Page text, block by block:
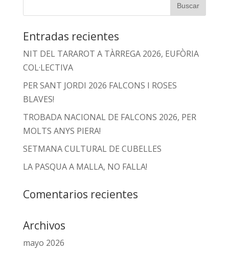
Entradas recientes
NIT DEL TARAROT A TÀRREGA 2026, EUFÒRIA
COL·LECTIVA
PER SANT JORDI 2026 FALCONS I ROSES
BLAVES!
TROBADA NACIONAL DE FALCONS 2026, PER
MOLTS ANYS PIERA!
SETMANA CULTURAL DE CUBELLES
LA PASQUA A MALLA, NO FALLA!
Comentarios recientes
Archivos
mayo 2026